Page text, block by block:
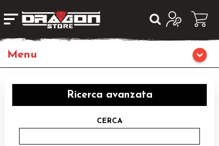
Giochi di Ruolo
Librigame
Ricerca avanzata
CERCA